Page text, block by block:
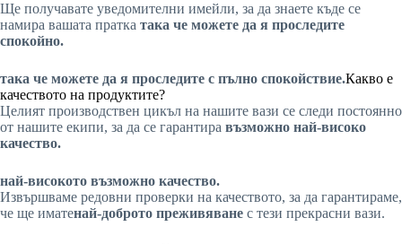
Ще получавате уведомителни имейли, за да знаете къде се
намира вашата пратка така че можете да я проследите
спокойно.
така че можете да я проследите с пълно спокойствие.Какво е
качеството на продуктите?
Целият производствен цикъл на нашите вази се следи постоянно
от нашите екипи, за да се гарантира възможно най-високо
качество.
най-високото възможно качество.
Извършваме редовни проверки на качеството, за да гарантираме,
че ще иматенай-доброто преживяване с тези прекрасни вази.